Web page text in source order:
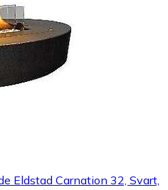
Eldstad Carnation 32, Svart,